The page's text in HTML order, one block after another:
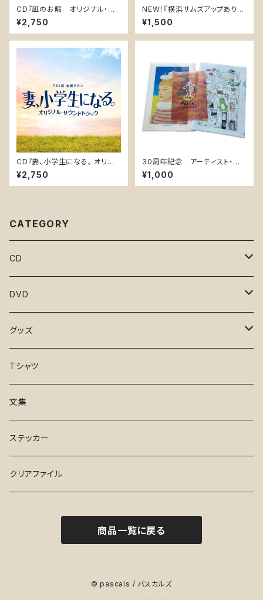
CD『凪のお暇 オリジナル・サ
ウンドトラック』(UZCL-2166)
¥2,750
NEW！『横浜サムズアップありが
とうっ！記念手ぬぐい』2026 7/
21,22
¥1,500
CD『妻、小学生になる。 オリジ
ナルサウンドトラック』(UZCL-2
228)
¥2,750
30周年記念 アーティスト・ク
リアファイル 3枚組
¥1,000
CATEGORY
CD
となりのマサラ
凪のお暇
日々、としつき
17才
ふらんす de でお～る
水曜日
DVD
１と２
さんぽ
グッズ
手ぬぐい
Tシャツ
ステッカー
Tシャツ
文集
ステッカー
クリアファイル
商品一覧に戻る
© pascals / パスカルズ